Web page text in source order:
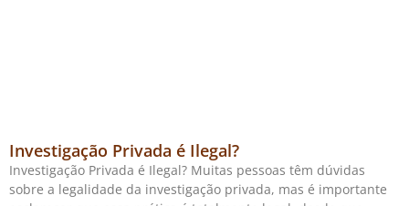
Investigação Privada é Ilegal?
Investigação Privada é Ilegal? Muitas pessoas têm dúvidas
sobre a legalidade da investigação privada, mas é importante